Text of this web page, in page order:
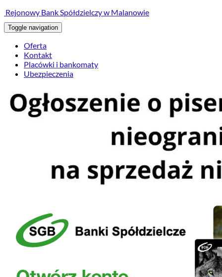
Rejonowy Bank Spółdzielczy w Malanowie
Toggle navigation
Oferta
Kontakt
Placówki i bankomaty
Ubezpieczenia